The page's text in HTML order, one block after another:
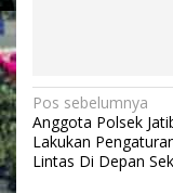
N
a
v
Pos sebelumnya
Anggota Polsek
Lakukan
Lintas Di Depan